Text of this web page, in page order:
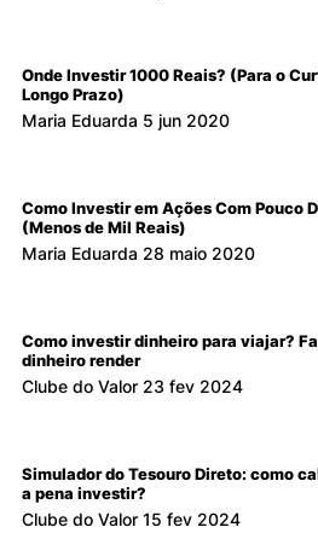
Onde Investir 1000 Reais? (Para o
Longo Prazo)
Maria Eduarda 5 jun 2020
Como Investir em Ações Com Pouco
(Menos de Mil Reais)
Maria Eduarda 28 maio 2020
Como investir dinheiro para viajar?
dinheiro render
Clube do Valor 23 fev 2024
Simulador do Tesouro Direto: como
a pena investir?
Clube do Valor 15 fev 2024